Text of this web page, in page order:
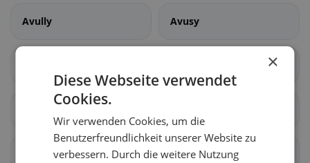
Avully Avusy
Cartigny Céligny
×
Diese Webseite verwendet
Cookies.
Wir verwenden Cookies, um die
Benutzerfreundlichkeit unserer Website zu
verbessern. Durch die weitere Nutzung